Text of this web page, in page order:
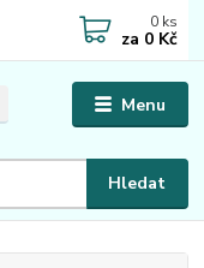
Menu
Hledat
0 ks
za 0 Kč